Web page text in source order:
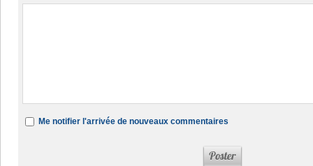
Me notifier l'arrivée de nouveaux commentaires